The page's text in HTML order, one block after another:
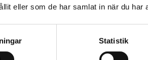
eller som de har samlat in när du har
Statistik